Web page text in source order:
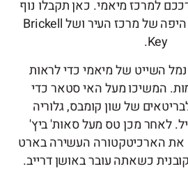
למרכז מיאמי. כאן תקבלו נוף
פנורמי של קו הרקיע היפה של מרכז העיר ושל Brickell
Key.
השייט של מיאמי כדי לראות
המשיכו מעל האי סטאר כדי
של שון קומבס, גלוריה
לאחר מכן טס מעל סאות' ביץ'
את הארכיטקטורה העשירה בארט
כשאתה עובר באושן דרייב.